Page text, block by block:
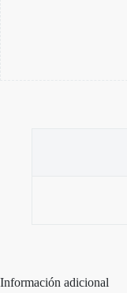
Información adicional